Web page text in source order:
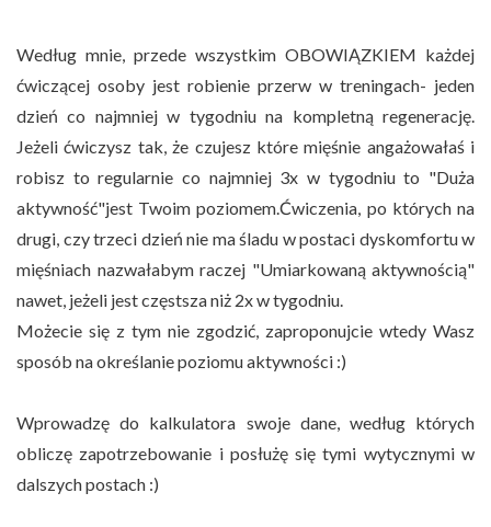
Według mnie, przede wszystkim OBOWIĄZKIEM każdej
ćwiczącej osoby jest robienie przerw w treningach- jeden
dzień co najmniej w tygodniu na kompletną regenerację.
Jeżeli ćwiczysz tak, że czujesz które mięśnie angażowałaś i
robisz to regularnie co najmniej 3x w tygodniu to "Duża
aktywność"jest Twoim poziomem.Ćwiczenia, po których na
drugi, czy trzeci dzień nie ma śladu w postaci dyskomfortu w
mięśniach nazwałabym raczej "Umiarkowaną aktywnością"
nawet, jeżeli jest częstsza niż 2x w tygodniu.
Możecie się z tym nie zgodzić, zaproponujcie wtedy Wasz
sposób na określanie poziomu aktywności :)
Wprowadzę do kalkulatora swoje dane, według których
obliczę zapotrzebowanie i posłużę się tymi wytycznymi w
dalszych postach :)